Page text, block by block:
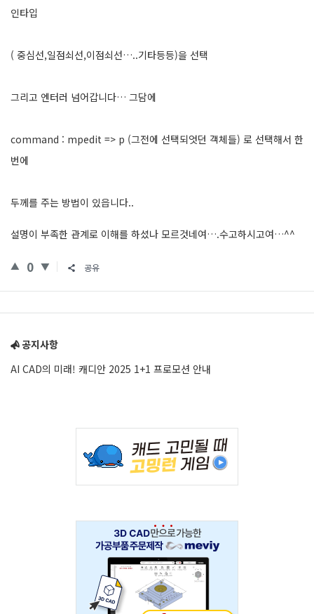
인타입
( 중심선,일점쇠선,이점쇠선…..기타등등)을 선택
그리고 엔터러 넘어갑니다… 그담에
command : mpedit => p (그전에 선택되엇던 객체들) 로 선택해서 한
번에
두께를 주는 방법이 있읍니다..
설명이 부족한 관계로 이해를 하셨나 모르것네여….수고하시고여…^^
0 공유
공지사항
AI CAD의 미래! 캐디안 2025 1+1 프로모션 안내